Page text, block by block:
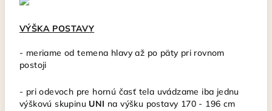
VÝŠKA POSTAVY
- meriame od temena hlavy až po päty pri rovnom
postoji
- pri odevoch pre hornú časť tela uvádzame iba jednu
výškovú skupinu UNI na výšku postavy 170 - 196 cm